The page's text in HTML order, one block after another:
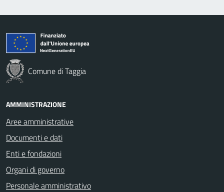
Comune di Taggia
AMMINISTRAZIONE
Aree amministrative
Documenti e dati
Enti e fondazioni
Organi di governo
Personale amministrativo